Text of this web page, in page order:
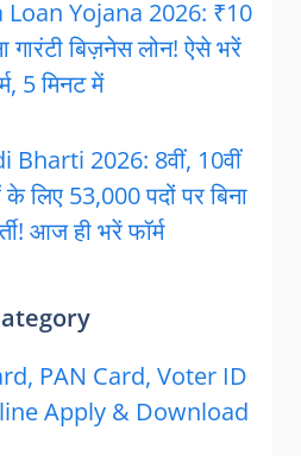
Yojana 2026: ₹10
गारंटी बिज़नेस लोन! ऐसे भरें
5 मिनट में
Bharti 2026: 8वीं, 10वीं
लिए 53,000 पदों पर बिना
आज ही भरें फॉर्म
PAN Card, Voter ID
Apply & Download